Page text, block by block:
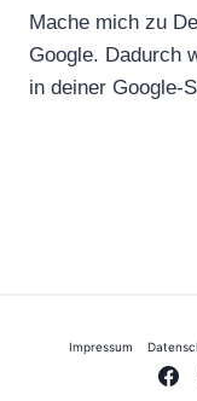
Mache mich zu
Google. Dadurch
in deiner Google-
Impressum